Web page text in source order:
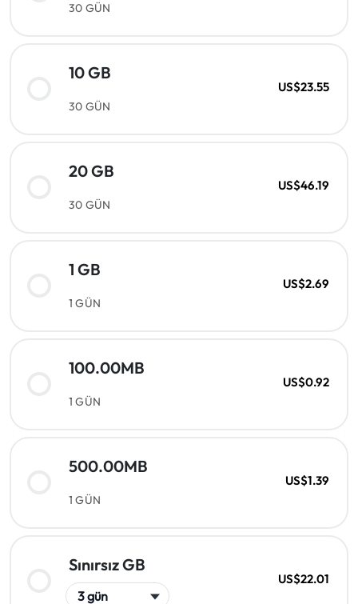
30 GÜN
10 GB
30 GÜN
US$23.55
20 GB
30 GÜN
US$46.19
1 GB
1 GÜN
US$2.69
100.00MB
1 GÜN
US$0.92
500.00MB
1 GÜN
US$1.39
Sınırsız GB
US$22.01